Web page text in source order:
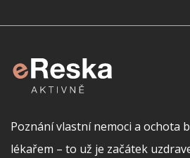
Poznání vlastní nemoci a ochota
lékařem – to už je začátek